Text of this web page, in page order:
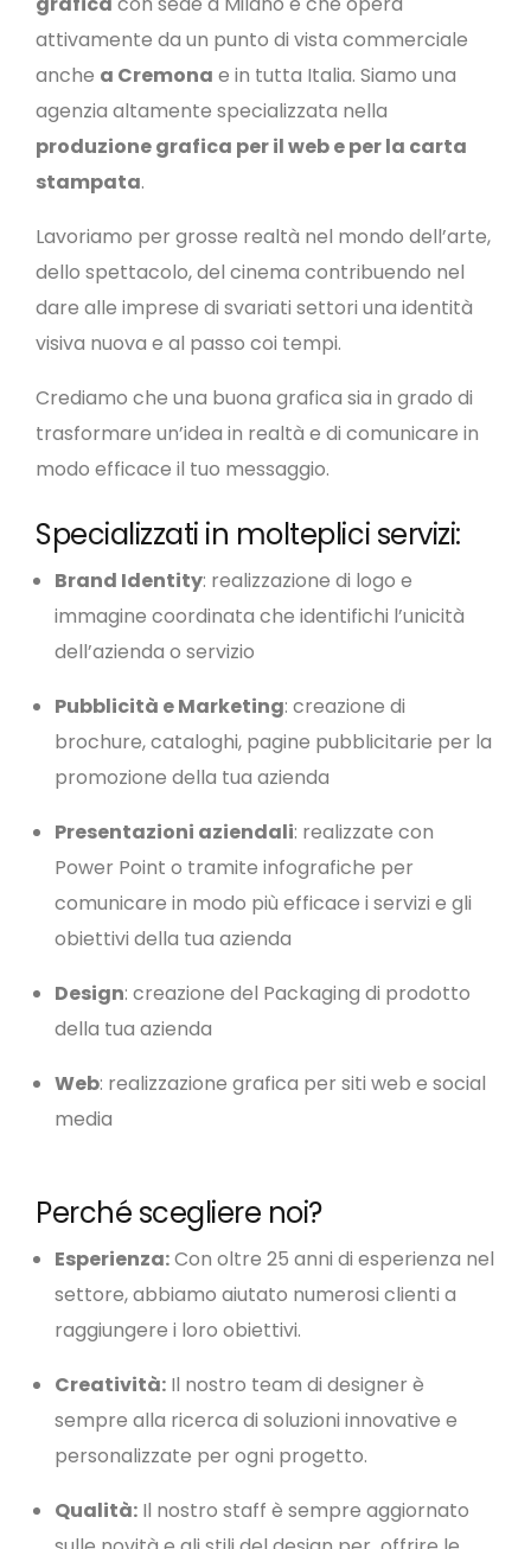
attivamente da un punto di vista commerciale
anche a Cremona e in tutta Italia. Siamo una
agenzia altamente specializzata nella
produzione grafica per il web e per la carta
stampata.
Lavoriamo per grosse realtà nel mondo dell’arte,
dello spettacolo, del cinema contribuendo nel
dare alle imprese di svariati settori una identità
visiva nuova e al passo coi tempi.
Crediamo che una buona grafica sia in grado di
trasformare un’idea in realtà e di comunicare in
modo efficace il tuo messaggio.
Specializzati in molteplici servizi:
Brand Identity: realizzazione di logo e
immagine coordinata che identifichi l’unicità
dell’azienda o servizio
Pubblicità e Marketing: creazione di
brochure, cataloghi, pagine pubblicitarie per la
promozione della tua azienda
Presentazioni aziendali: realizzate con
Power Point o tramite infografiche per
comunicare in modo più efficace i servizi e gli
obiettivi della tua azienda
Design: creazione del Packaging di prodotto
della tua azienda
Web: realizzazione grafica per siti web e social
media
Perché scegliere noi?
Esperienza:Con oltre 25 anni di esperienza nel
settore, abbiamo aiutato numerosi clienti a
raggiungere i loro obiettivi.
Creatività: Il nostro team di designer è
sempre alla ricerca di soluzioni innovative e
personalizzate per ogni progetto.
Qualità: Il nostro staff è sempre aggiornato